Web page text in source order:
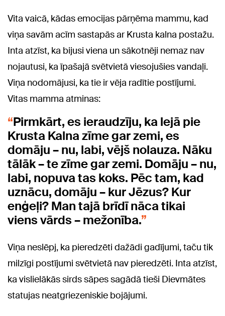
Vita vaicā, kādas emocijas pārņēma mammu, kad
viņa savām acīm sastapās ar Krusta kalna postažu.
Inta atzīst, ka bijusi viena un sākotnēji nemaz nav
nojautusi, ka īpašajā svētvietā viesojušies vandaļi.
Viņa nodomājusi, ka tie ir vēja radītie postījumi.
Vitas mamma atminas:
Pirmkārt, es ieraudzīju, ka lejā pie
Krusta Kalna zīme gar zemi, es
domāju – nu, labi, vējš nolauza. Nāku
tālāk – te zīme gar zemi. Domāju – nu,
labi, nopuva tas koks. Pēc tam, kad
uznācu, domāju – kur Jēzus? Kur
enģeļi? Man tajā brīdī nāca tikai
viens vārds – mežonība.
Viņa neslēpj, ka pieredzēti dažādi gadījumi, taču tik
milzīgi postījumi svētvietā nav pieredzēti. Inta atzīst,
ka vislielākās sirds sāpes sagādā tieši Dievmātes
statujas neatgriezeniskie bojājumi.